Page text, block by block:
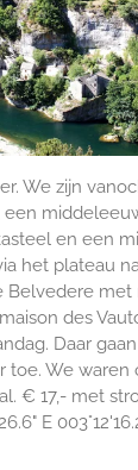
We zijn
en een
het plateau
Belvedere met
des
Daar
toe. We waren
€ 17,- met
E